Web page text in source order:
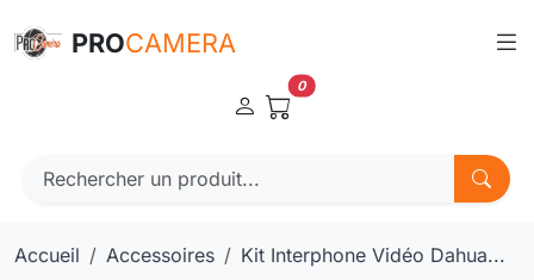
PROCAMERA
0
Accueil Accessoires Kit Interphone Vidéo Dahua...